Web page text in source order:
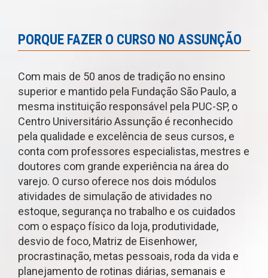
PORQUE FAZER O CURSO NO ASSUNÇÃO
Com mais de 50 anos de tradição no ensino
superior e mantido pela Fundação São Paulo, a
mesma instituição responsável pela PUC-SP, o
Centro Universitário Assunção é reconhecido
pela qualidade e excelência de seus cursos, e
conta com professores especialistas, mestres e
doutores com grande experiência na área do
varejo. O curso oferece nos dois módulos
atividades de simulação de atividades no
estoque, segurança no trabalho e os cuidados
com o espaço físico da loja, produtividade,
desvio de foco, Matriz de Eisenhower,
procrastinação, metas pessoais, roda da vida e
planejamento de rotinas diárias, semanais e